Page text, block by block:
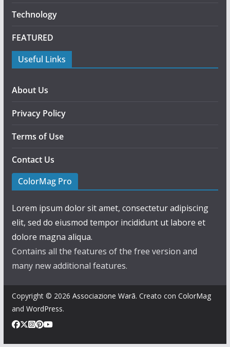
Technology
FEATURED
Useful Links
About Us
Privacy Policy
Terms of Use
Contact Us
ColorMag Pro
Lorem ipsum dolor sit amet, consectetur adipiscing
elit, sed do eiusmod tempor incididunt ut labore et
dolore magna aliqua.
Contains all the features of the free version and
many new additional features.
Copyright © 2026 Associazione Warã. Creato con ColorMag
and WordPress.